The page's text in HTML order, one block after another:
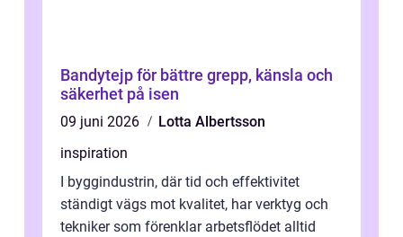
Bandytejp för bättre grepp, känsla och
säkerhet på isen
09 juni 2026
Lotta Albertsson
inspiration
I byggindustrin, där tid och effektivitet
ständigt vägs mot kvalitet, har verktyg och
tekniker som förenklar arbetsflödet alltid